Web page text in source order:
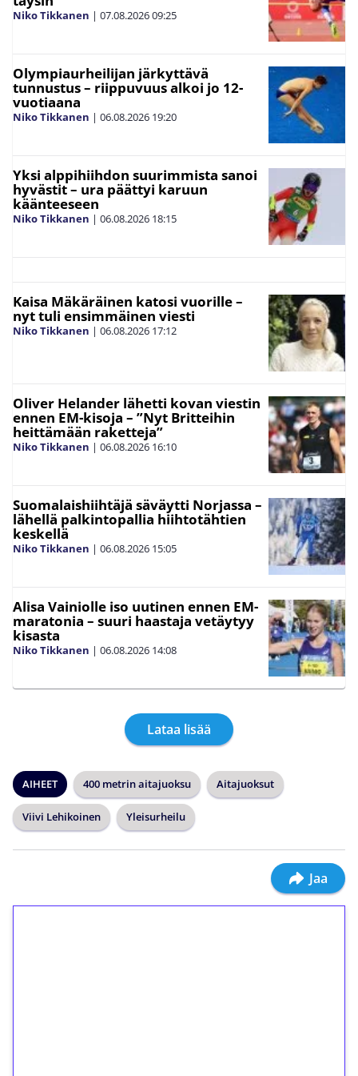
Niko Tikkanen | 07.08.202609:25
Olympiaurheilijan järkyttävä
tunnustus – riippuvuus alkoi jo 12-
vuotiaana
Niko Tikkanen | 06.08.2026 19:20
Yksi alppihiihdon suurimmista sanoi
hyvästit – ura päättyi karuun
käänteeseen
Niko Tikkanen | 06.08.2026 18:15
Kaisa Mäkäräinen katosi vuorille –
nyt tuli ensimmäinen viesti
Niko Tikkanen | 06.08.2026 17:12
Oliver Helander lähetti kovan viestin
ennen EM-kisoja – ”Nyt Britteihin
heittämään raketteja”
Niko Tikkanen | 06.08.2026 16:10
Suomalaishiihtäjä säväytti Norjassa –
lähellä palkintopallia hiihtotähtien
keskellä
Niko Tikkanen | 06.08.2026 15:05
Alisa Vainiolle iso uutinen ennen EM-
maratonia – suuri haastaja vetäytyy
kisasta
Niko Tikkanen | 06.08.2026 14:08
Lataa lisää
AIHEET 400 metrin aitajuoksu Aitajuoksut
Viivi Lehikoinen Yleisurheilu
Jaa